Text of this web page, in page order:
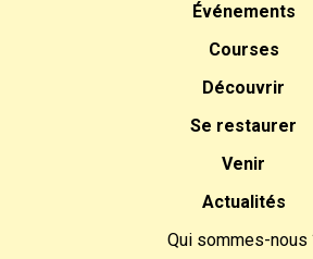
Événements
Courses
Découvrir
Se restaurer
Venir
Actualités
Qui sommes-nous